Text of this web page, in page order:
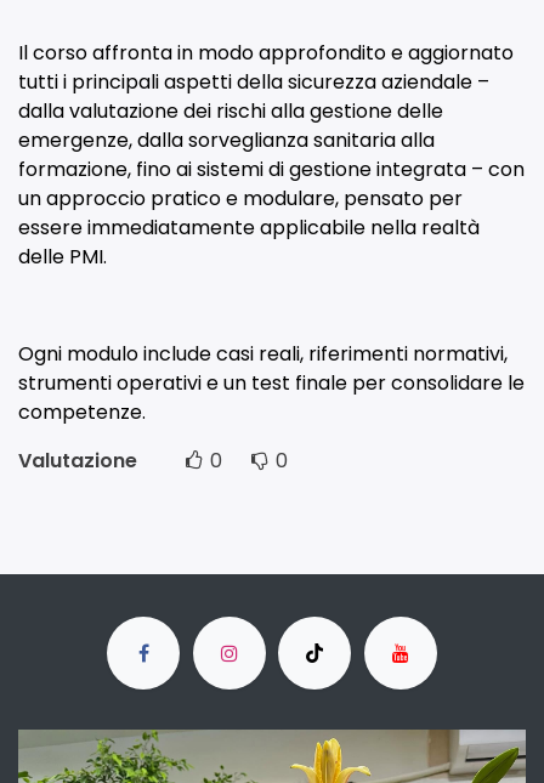
Il corso affronta in modo approfondito e aggiornato
tutti i principali aspetti della sicurezza aziendale –
dalla valutazione dei rischi alla gestione delle
emergenze, dalla sorveglianza sanitaria alla
formazione, fino ai sistemi di gestione integrata – con
un approccio pratico e modulare, pensato per
essere immediatamente applicabile nella realtà
delle PMI.
Ogni modulo include casi reali, riferimenti normativi,
strumenti operativi e un test finale per consolidare le
competenze.
Valutazione
0 0